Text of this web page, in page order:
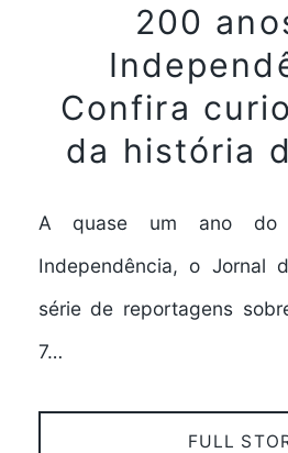
200
Confira
da história
A quase um ano do
Independência, o Jornal
série de reportagens
7…
FULL